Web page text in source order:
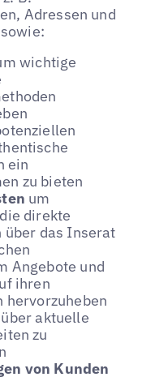
Adressen und
wichtige
ein
zu bieten
um
direkte
das Inserat
Angebote und
ihren
hervorzuheben
aktuelle
zu
von Kunden